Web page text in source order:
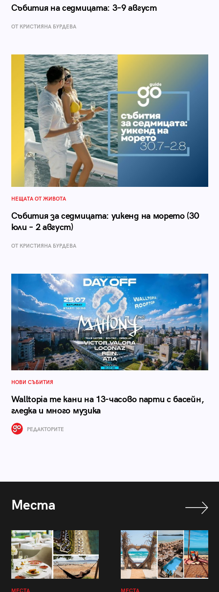
Събития на седмицата: 3–9 август
ОТ КРИСТИЯНА БУРДЕВА
НЕЩАТА ОТ ЖИВОТА
Събития за седмицата: уикенд на морето (30
юли – 2 август)
ОТ КРИСТИЯНА БУРДЕВА
НОВИ СЪБИТИЯ
Walltopia те кани на 13-часово парти с басейн,
гледка и много музика
РЕДАКТОРИТЕ
Места